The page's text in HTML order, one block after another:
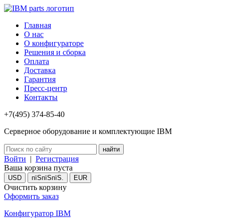
Главная
О нас
О конфигураторе
Решения и сборка
Оплата
Доставка
Гарантия
Пресс-центр
Контакты
+7(495) 374-85-40
Серверное оборудование и комплектующие IBM
Войти | Регистрация
Ваша корзина пуста
USD пїЅпїЅпїЅ. EUR
Очистить корзину
Оформить заказ
Конфигуратор IBM